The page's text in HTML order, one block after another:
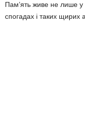
Пам’ять живе не лише у
спогадах і таких щирих